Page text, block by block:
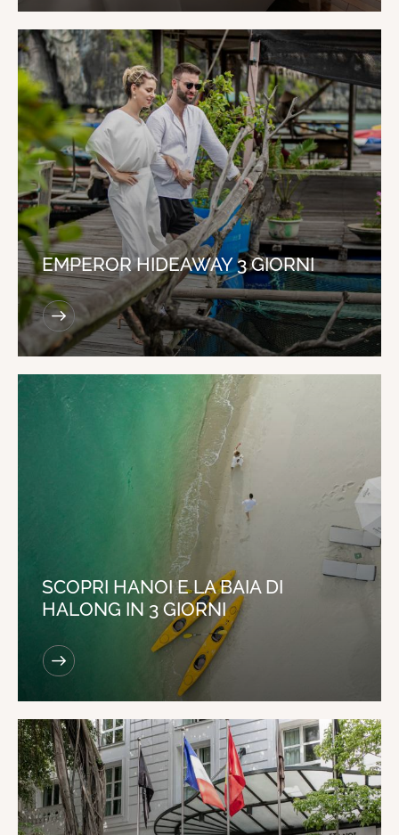
EMPEROR HIDEAWAY 3 GIORNI
SCOPRI HANOI E LA BAIA DI
HALONG IN 3 GIORNI